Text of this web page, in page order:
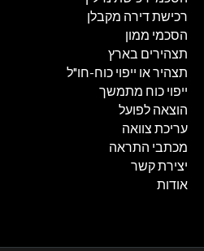
רכישת דירה מקבלן
הסכמי ממון
תצהירים בארץ
תצהיר או ייפוי כוח-חו"ל
ייפוי כוח מתמשך
הוצאה לפועל
עריכת צוואה
מכתבי התראה
יצירת קשר
אודות